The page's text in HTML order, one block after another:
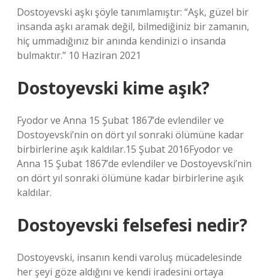
Dostoyevski aşkı şöyle tanımlamıştır: “Aşk, güzel bir
insanda aşkı aramak değil, bilmediğiniz bir zamanın,
hiç ummadığınız bir anında kendinizi o insanda
bulmaktır.” 10 Haziran 2021
Dostoyevski kime aşık?
Fyodor ve Anna 15 Şubat 1867’de evlendiler ve
Dostoyevski’nin on dört yıl sonraki ölümüne kadar
birbirlerine aşık kaldılar.15 Şubat 2016Fyodor ve
Anna 15 Şubat 1867’de evlendiler ve Dostoyevski’nin
on dört yıl sonraki ölümüne kadar birbirlerine aşık
kaldılar.
Dostoyevski felsefesi nedir?
Dostoyevski, insanın kendi varoluş mücadelesinde
her şeyi göze aldığını ve kendi iradesini ortaya